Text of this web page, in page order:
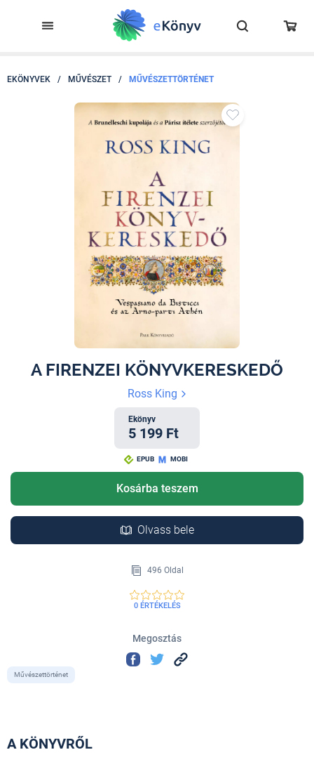
EKÖNYVEK / MŰVÉSZET / MŰVÉSZETTÖRTÉNET
A FIRENZEI KÖNYVKERESKEDŐ
Ross King
Ekönyv
5 199 Ft
EPUB MOBI
Kosárba teszem
Olvass bele
496 Oldal
0 ÉRTÉKELÉS
Megosztás
Művészettörténet
A KÖNYVRŐL